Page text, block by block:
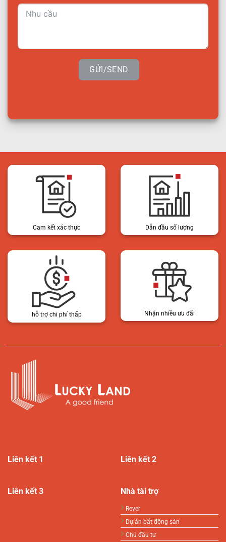
GỬI/SEND
Cam kết xác thực Dẫn đầu số lượng
hỗ trợ chi phí thấp Nhận nhiều ưu đãi
Liên kết 1 Liên kết 2
Liên kết 3 Nhà tài trợ
Rever
Dự án bất động sản
Chủ đầu tư